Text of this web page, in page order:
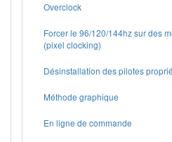
Overclock
Forcer le 96/120/144hz sur des
(pixel clocking)
Désinstallation des pilotes
Méthode graphique
En ligne de commande